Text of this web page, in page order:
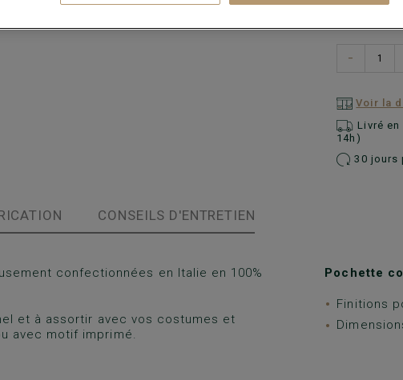
−
Voir la
Livré
14h)
30 jours
CONSEILS D'ENTRETIEN
confectionnées en Italie en 100%
et à assortir avec vos costumes et
avec motif imprimé.
Pochette
Finitions